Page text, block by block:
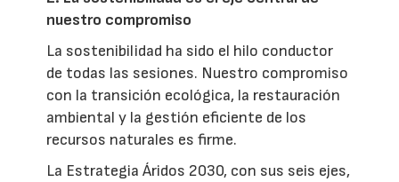
nuestro compromiso
La sostenibilidad ha sido el hilo conductor
de todas las sesiones. Nuestro compromiso
con la transición ecológica, la restauración
ambiental y la gestión eficiente de los
recursos naturales es firme.
La Estrategia Áridos 2030, con sus seis ejes,